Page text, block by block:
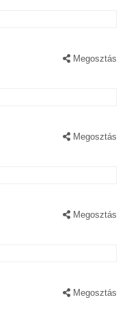
Megosztás
Megosztás
Megosztás
Megosztás